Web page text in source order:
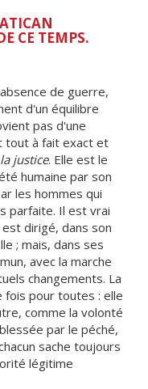
CE TEMPS.
de guerre,
d'un équilibre
pas d'une
tout à fait exact et
justice. Elle est le
humaine par son
les hommes qui
parfaite. Il est vrai
dirigé, dans son
; mais, dans ses
avec la marche
changements. La
fois pour toutes : elle
comme la volonté
par le péché,
sache toujours
légitime